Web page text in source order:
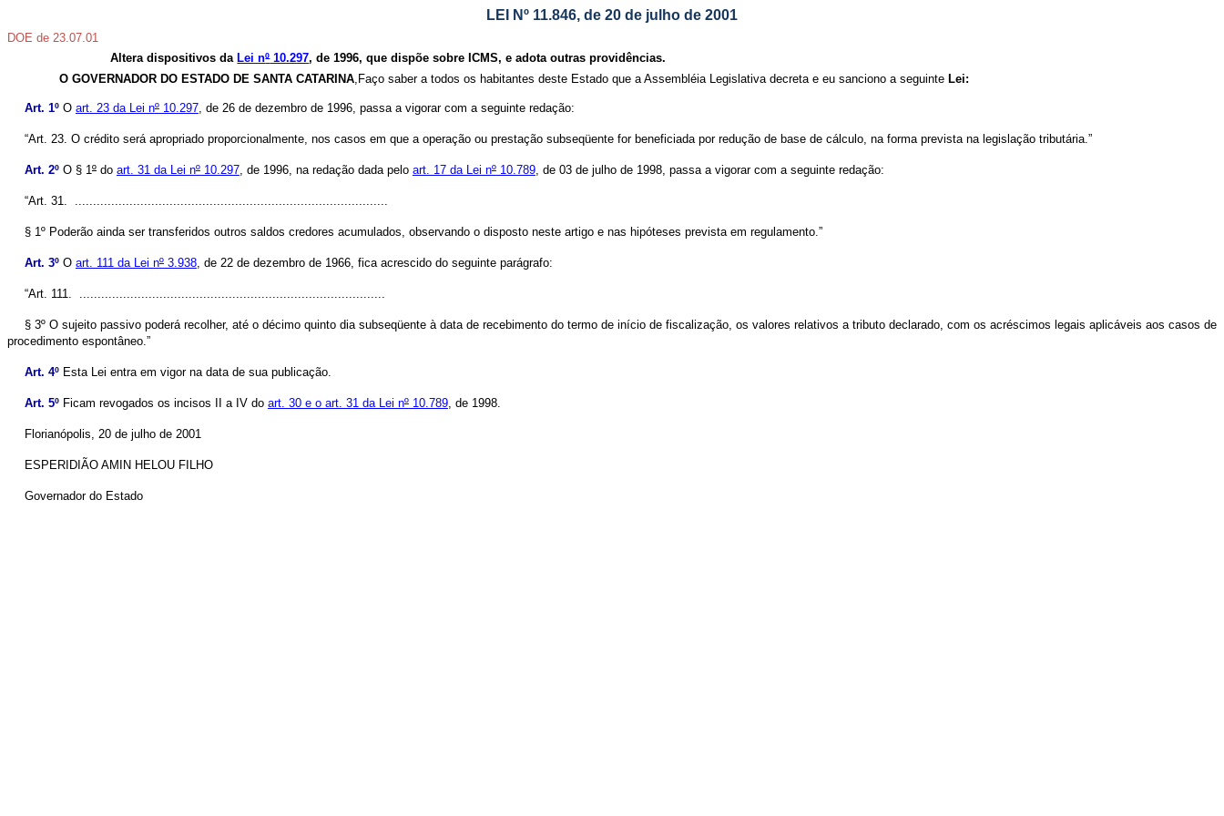
LEI Nº 11.846, de 20 de julho de 2001
DOE de 23.07.01
Altera dispositivos da Lei nº10.297, de 1996, que dispõe sobre ICMS, e adota outras providências.
O GOVERNADOR DO ESTADO DE SANTA CATARINA,Faço saber a todos os habitantes deste Estado que a Assembléia Legislativa decreta e eu sanciono a seguinte Lei:
Art. 1ºO art. 23 da Lei nº10.297, de 26 de dezembro de 1996, passa a vigorar com a seguinte redação:
“Art. 23. O crédito será apropriado proporcionalmente, nos casos em que a operação ou prestação subseqüente for beneficiada por redução de base de cálculo, na forma prevista na legislação tributária.”
Art. 2º O § 1ºdo art. 31 da Lei nº10.297, de 1996, na redação dada pelo art. 17 da Lei nº10.789, de 03 de julho de 1998, passa a vigorar com a seguinte redação:
“Art. 31.
§ 1º Poderão ainda ser transferidos outros saldos credores acumulados, observando o disposto neste artigo e nas hipóteses prevista em regulamento.”
Art. 3ºO art. 111 da Lei nº3.938, de 22 de dezembro de 1966, fica acrescido do seguinte parágrafo:
“Art. 111.
§ 3º O sujeito passivo poderá recolher, até o décimo quinto dia subseqüente à data de recebimento do termo de início de fiscalização, os valores relativos a tributo declarado, com os acréscimos legais aplicáveis aos casos de
procedimento espontâneo.”
Art. 4ºEsta Lei entra em vigor na data de sua publicação.
Art. 5ºFicam revogados os incisos II a IV do art. 30 e o art. 31 da Lei nº10.789, de 1998.
Florianópolis, 20 de julho de 2001
ESPERIDIÃO AMIN HELOU FILHO
Governador do Estado